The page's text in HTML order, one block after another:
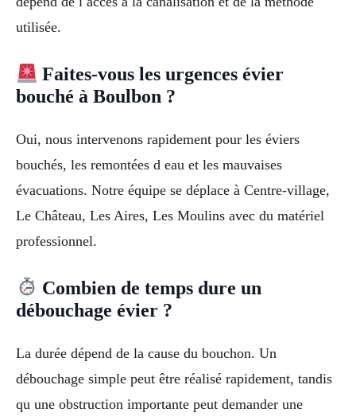
utilisée.
Faites-vous les urgences évier
bouché à Boulbon ?
Oui, nous intervenons rapidement pour les éviers
bouchés, les remontées d eau et les mauvaises
évacuations. Notre équipe se déplace à Centre-village,
Le Château, Les Aires, Les Moulins avec du matériel
professionnel.
Combien de temps dure un
débouchage évier ?
La durée dépend de la cause du bouchon. Un
débouchage simple peut être réalisé rapidement, tandis
qu une obstruction importante peut demander une